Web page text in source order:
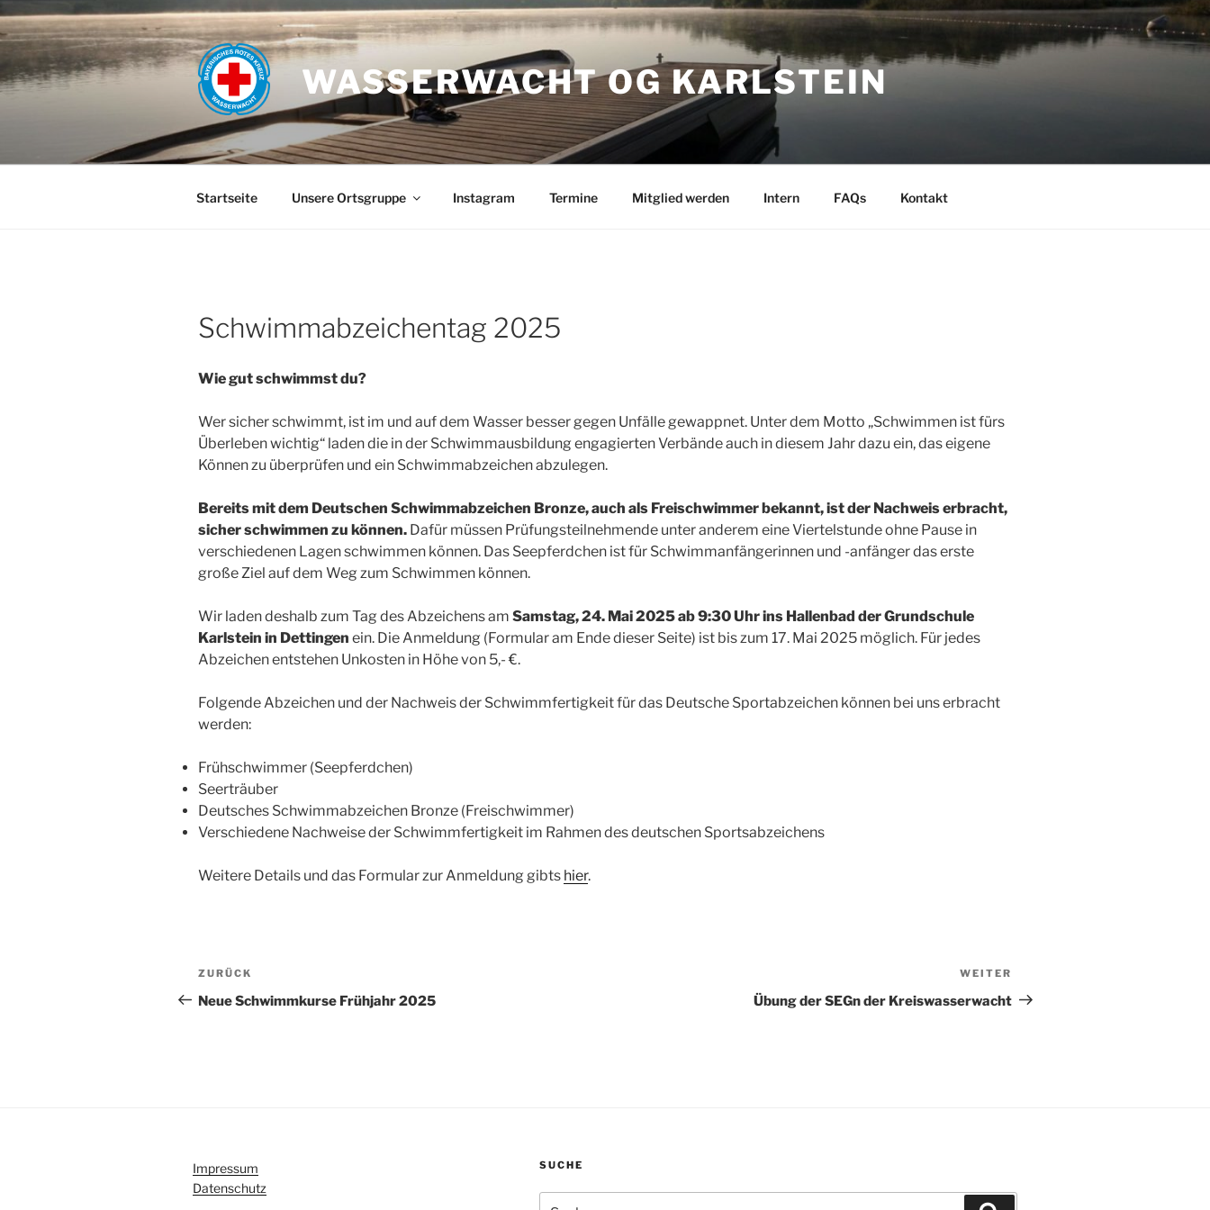
Zum
Inhalt
springen
WASSERWACHT OG KARLSTEIN
Startseite Unsere Ortsgruppe Instagram Termine Mitglied werden Intern FAQs Kontakt
Schwimmabzeichentag 2025
Wie gut schwimmst du?
Wer sicher schwimmt, ist im und auf dem Wasser besser gegen Unfälle gewappnet. Unter dem Motto „Schwimmen ist fürs
Überleben wichtig“ laden die in der Schwimmausbildung engagierten Verbände auch in diesem Jahr dazu ein, das eigene
Können zu überprüfen und ein Schwimmabzeichen abzulegen.
Bereits mit dem Deutschen Schwimmabzeichen Bronze, auch als Freischwimmer bekannt, ist der Nachweis erbracht,
sicher schwimmen zu können. Dafür müssen Prüfungsteilnehmende unter anderem eine Viertelstunde ohne Pause in
verschiedenen Lagen schwimmen können. Das Seepferdchen ist für Schwimmanfängerinnen und -anfänger das erste
große Ziel auf dem Weg zum Schwimmen können.
Wir laden deshalb zum Tag des Abzeichens am Samstag, 24. Mai 2025 ab 9:30 Uhr ins Hallenbad der Grundschule
Karlstein in Dettingen ein. Die Anmeldung (Formular am Ende dieser Seite) ist bis zum 17. Mai 2025 möglich. Für jedes
Abzeichen entstehen Unkosten in Höhe von 5,- €.
Folgende Abzeichen und der Nachweis der Schwimmfertigkeit für das Deutsche Sportabzeichen können bei uns erbracht
werden:
Frühschwimmer (Seepferdchen)
Seerträuber
Deutsches Schwimmabzeichen Bronze (Freischwimmer)
Verschiedene Nachweise der Schwimmfertigkeit im Rahmen des deutschen Sportsabzeichens
Weitere Details und das Formular zur Anmeldung gibts hier.
Beitragsnavigation
Vorheriger
Beitrag
ZURÜCK
Neue Schwimmkurse Frühjahr 2025
Beitrag
WEITER
Übung der SEGn der Kreiswasserwacht
Impressum
Datenschutz
SUCHE